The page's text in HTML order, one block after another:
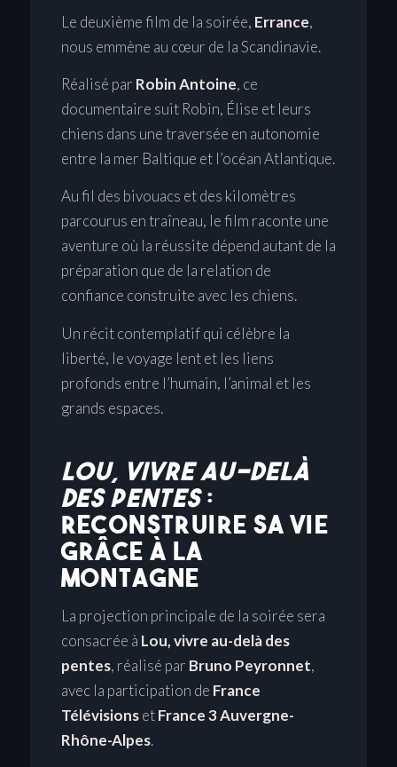
Le deuxième film de la soirée, Errance,
nous emmène au cœur de la Scandinavie.
Réalisé par Robin Antoine, ce
documentaire suit Robin, Élise et leurs
chiens dans une traversée en autonomie
entre la mer Baltique et l’océan Atlantique.
Au fil des bivouacs et des kilomètres
parcourus en traîneau, le film raconte une
aventure où la réussite dépend autant de la
préparation que de la relation de
confiance construite avec les chiens.
Un récit contemplatif qui célèbre la
liberté, le voyage lent et les liens
profonds entre l’humain, l’animal et les
grands espaces.
LOU, VIVRE AU-DELÀ
DES PENTES:
RECONSTRUIRE SA VIE
GRÂCE À LA
MONTAGNE
La projection principale de la soirée sera
consacrée à Lou, vivre au-delà des
pentes, réalisé par Bruno Peyronnet,
avec la participation de France
TélévisionsetFrance 3 Auvergne-
Rhône-Alpes.